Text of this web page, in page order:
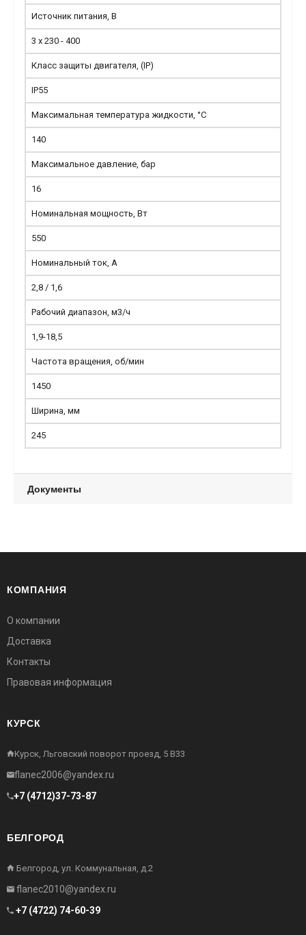
Источник питания, В
3 x 230 - 400
Класс защиты двигателя, (IP)
IP55
Максимальная температура жидкости, °С
140
Максимальное давление, бар
16
Номинальная мощность, Вт
550
Номинальный ток, А
2,8 / 1,6
Рабочий диапазон, м3/ч
1,9-18,5
Частота вращения, об/мин
1450
Ширина, мм
245
Документы
КОМПАНИЯ
О компании
Доставка
Контакты
Правовая информация
КУРСК
Курск, Льговский поворот проезд, 5 В33
flanec2006@yandex.ru
+7 (4712)37-73-87
БЕЛГОРОД
Белгород, ул. Коммунальная, д.2
flanec2010@yandex.ru
+7 (4722) 74-60-39